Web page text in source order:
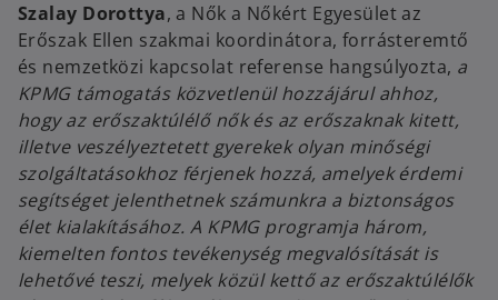
Szalay Dorottya, a Nők a Nőkért Egyesület az
Erőszak Ellen szakmai koordinátora, forrásteremtő
és nemzetközi kapcsolat referense hangsúlyozta, a
KPMG támogatás közvetlenül hozzájárul ahhoz,
hogy az erőszaktúlélő nők és az erőszaknak kitett,
illetve veszélyeztetett gyerekek olyan minőségi
szolgáltatásokhoz férjenek hozzá, amelyek érdemi
segítséget jelenthetnek számunkra a biztonságos
élet kialakításához. A KPMG programja három,
kiemelten fontos tevékenység megvalósítását is
lehetővé teszi, melyek közül kettő az erőszaktúlélők